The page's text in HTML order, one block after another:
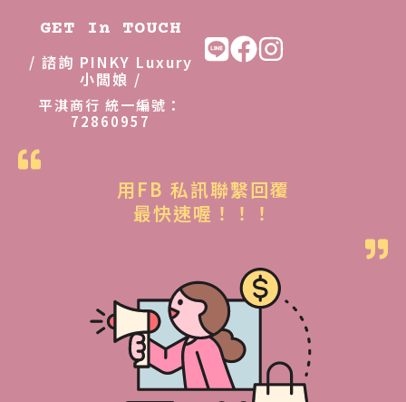
GET In TOUCH
/ 諮詢 PINKY Luxury
小闆娘 /
平淇商行 統一編號：
72860957
用FB 私訊聯繫回覆
最快速喔！！！